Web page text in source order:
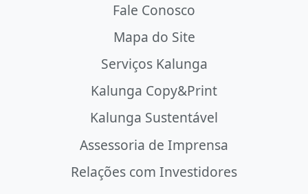
Fale Conosco
Mapa do Site
Serviços Kalunga
Kalunga Copy&Print
Kalunga Sustentável
Assessoria de Imprensa
Relações com Investidores